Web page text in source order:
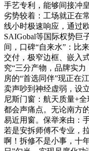
手艺专利，能够间接冲
劣势较着：工场就正在
线小时极速响应，通过
SAIGobal等国际权势巨
间，口碑“自来水”：比
交付，极窄边框、嵌入
究“三分产物，品牌实
房的“首选同伴”现正在
卖声吵到神经虚弱，设
尼斯门窗：航天质量+
都会声痛点。无论南方
易近用窗。保举来由：
若是安拆师傅不专业，
啊！拆修不是小事，十